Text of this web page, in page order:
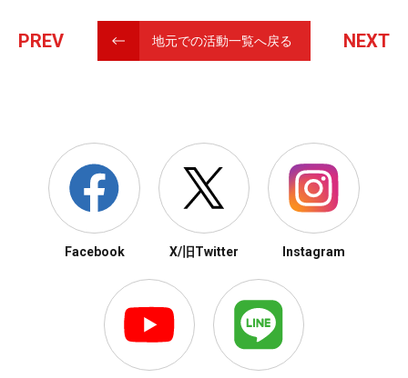
PREV 地元での活動一覧へ戻る NEXT
Facebook X/旧Twitter Instagram